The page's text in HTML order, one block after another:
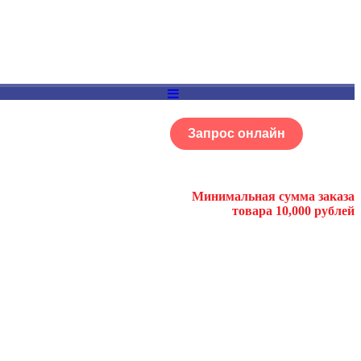
Запрос онлайн
Минимальная сумма заказа
товара 10,000 рублей